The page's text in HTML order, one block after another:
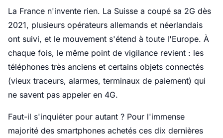
La France n'invente rien. La Suisse a coupé sa 2G dès
2021, plusieurs opérateurs allemands et néerlandais
ont suivi, et le mouvement s'étend à toute l'Europe. À
chaque fois, le même point de vigilance revient : les
téléphones très anciens et certains objets connectés
(vieux traceurs, alarmes, terminaux de paiement) qui
ne savent pas appeler en 4G.
Faut-il s'inquiéter pour autant ? Pour l'immense
majorité des smartphones achetés ces dix dernières